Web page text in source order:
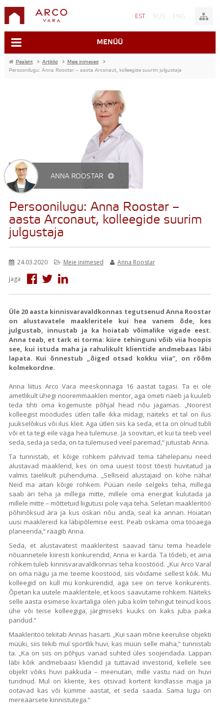
EST RUS ENG
MENÜÜ
Pealeht > Artiklid > Meie inimesed
>
Persoonilugu: Anna Roostar – aasta Arconaut, kolleegide suurim julgustaja
ANNA ROOSTAR
Persoonilugu: Anna Roostar –
aasta Arconaut, kolleegide suurim
julgustaja
24.03.2020 Meie inimesed
Anna Roostar
Jaga
Üle 20 aasta kinnisvaravaldkonnas tegutsenud Anna Roostar
on alustavatele maakleritele kui hea vanem õde, kes
julgustab, innustab ja ka hoiatab võimalike vigade eest.
Anna teab, et tark ei torma: kiire tehinguni võib viia hoopis
see, kui istuda maha ja rahulikult klientide andmebaas läbi
lapata. Kui õnnestub „õiged otsad kokku viia“, on rõõm
kolmekordne.
Anna liitus Arco Vara meeskonnaga 16 aastat tagasi. Ta ei ole
ametlikult ühegi nooremmaakleri mentor, aga ometi näeb ja kuuleb
teda tihti oma kogemuste põhjal head nõu jagamas. „Noorest
kolleegist möödudes ütlen talle ikka midagi, näiteks et tal on ilus
juukselõikus või ilus kleit. Aga ütlen siis ka seda, et ta on olnud tubli
või et ta tegi eile väga hea tulemuse. Ja soovitan, et kui ta teeb veel
seda, seda ja seda, on ta tulemused veel paremad,“ jutustab Anna.
Ta tunnistab, et kõige rohkem pälvivad tema tähelepanu need
alustavad maaklerid, kes on oma uuest tööst tõesti huvitatud ja
valmis täielikult pühenduma. „Selliseid alustajaid on kohe näha!
Neid ma aitan kõige rohkem. Püüan neile selgeks teha, millega
saab äri teha ja millega mitte, millele oma energiat kulutada ja
millele mitte – mõttetuid liigutusi pole vaja teha. Seletan maakleritöö
põhinõksud ära ja kus oskan nõu anda, seal ka annan. Hoiatan
uusi maaklereid ka läbipõlemise eest. Peab oskama oma tööaega
planeerida,“ räägib Anna.
Seda, et alustavatest maakleritest saavad tänu tema headele
nõuannetele kiiresti konkurendid, Anna ei karda. Ta tõdeb, et aina
rohkem tuleb kinnisvaravaldkonnas teha koostööd. „Kui Arco Varal
on oma nägu ja me teeme koostööd, siis võidame sellest kõik. Mu
kolleegid on küll mu konkurendid, aga see on terve konkurents.
Õpetan ka uutele maakleritele, et koos saavutame rohkem. Näiteks
selle aasta esimese kvartaliga olen juba kolm tehingut teinud koos
ühe või teise kolleegiga, järgmiseks kuuks on kaks juba paika
pandud.“
Maakleritöö tekitab Annas hasarti. „Kui saan mõne keerulise objekti
müüki, siis tekib mul sportlik huvi, kas müün selle maha,“ tunnistab
ta. „Ka on siis on põhjus vanad suhted üles soojendada. Lappan
läbi kõik andmebaasi kliendid ja tuttavad investorid, kellele see
objekt võiks huvi pakkuda – meenutan, mille vastu nad on huvi
tundnud. Mul on kliente, kes otsivad korterit kindlasse majja ja
ootavad kas või kümme aastat, et seda saada. Sama lugu on
mereäärsete kinnistutega.“